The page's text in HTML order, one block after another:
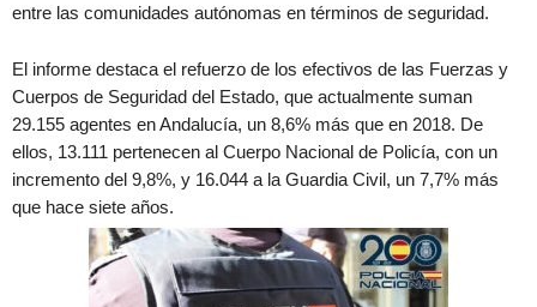
entre las comunidades autónomas en términos de seguridad.
El informe destaca el refuerzo de los efectivos de las Fuerzas y
Cuerpos de Seguridad del Estado, que actualmente suman
29.155 agentes en Andalucía, un 8,6% más que en 2018. De
ellos, 13.111 pertenecen al Cuerpo Nacional de Policía, con un
incremento del 9,8%, y 16.044 a la Guardia Civil, un 7,7% más
que hace siete años.